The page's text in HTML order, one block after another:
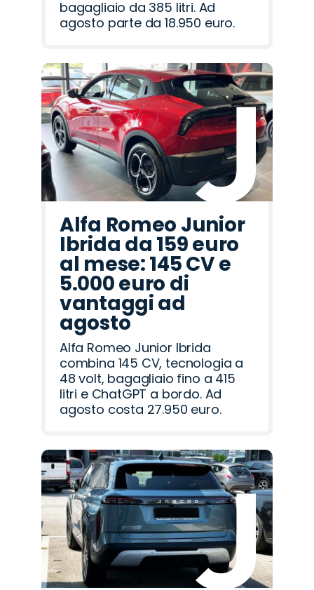
bagagliaio da 385 litri. Ad
agosto parte da 18.950 euro.
Alfa Romeo Junior
Ibrida da 159 euro
al mese: 145 CV e
5.000 euro di
vantaggi ad
agosto
Alfa Romeo Junior Ibrida
combina 145 CV, tecnologia a
48 volt, bagagliaio fino a 415
litri e ChatGPT a bordo. Ad
agosto costa 27.950 euro.